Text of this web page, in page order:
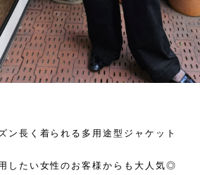
ン長く着られる多用途型ジャケット
したい女性のお客様からも大人気◎